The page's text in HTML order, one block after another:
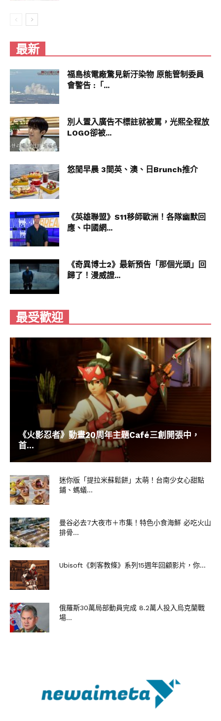
最新
福島核電廠驚見新汙染物 原能管制委員
會警告 :「...
別人置入廣告不標註就被罵，光熙全程放
LOGO卻被...
悠閒早晨 3間英、澳、日Brunch推介
《英雄聯盟》S11移師歐洲！各隊幽默回
應、中國網...
《奇異博士2》最新預告「那個光頭」回
歸了！漫威證...
最受歡迎
《火影忍者》動畫20周年主題Café三創開張中，
首...
迷你版「提拉米蘇鬆餅」太萌！台南少女心甜點
鋪、螞蟻...
曼谷必去7大夜市＋市集！特色小食海鮮 必吃火山
排骨...
Ubisoft《刺客教條》系列15週年回顧影片，你...
俄羅斯30萬局部動員完成 8.2萬人投入烏克蘭戰
場...